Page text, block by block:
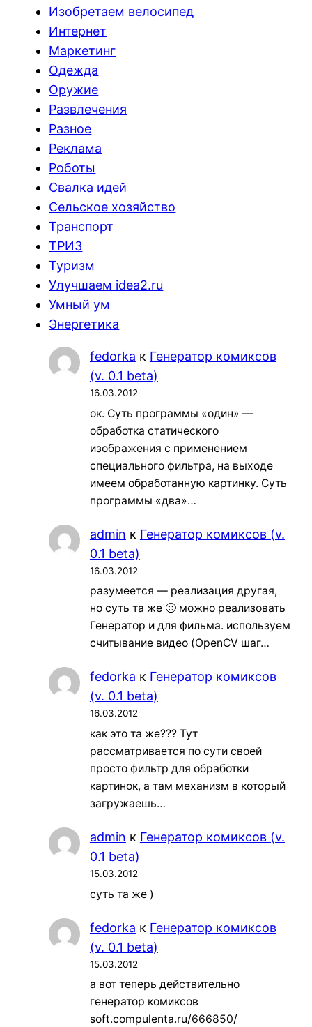
Изобретаем велосипед
Интернет
Маркетинг
Одежда
Оружие
Развлечения
Разное
Реклама
Роботы
Свалка идей
Сельское хозяйство
Транспорт
ТРИЗ
Туризм
Улучшаем idea2.ru
Умный ум
Энергетика
fedorka к Генератор комиксов
(v. 0.1 beta)
16.03.2012
ок. Суть программы «один» —
обработка статического
изображения с применением
специального фильтра, на выходе
имеем обработанную картинку. Суть
программы «два»…
admin к Генератор комиксов (v.
0.1 beta)
16.03.2012
разумеется — реализация другая,
но суть та же 🙂 можно реализовать
Генератор и для фильма. используем
считывание видео (OpenCV шаг…
fedorka к Генератор комиксов
(v. 0.1 beta)
16.03.2012
как это та же??? Тут
рассматривается по сути своей
просто фильтр для обработки
картинок, а там механизм в который
загружаешь…
admin к Генератор комиксов (v.
0.1 beta)
15.03.2012
суть та же )
fedorka к Генератор комиксов
(v. 0.1 beta)
15.03.2012
а вот теперь действительно
генератор комиксов
soft.compulenta.ru/666850/